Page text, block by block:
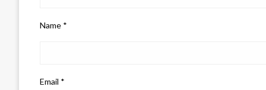
Name *
Email *